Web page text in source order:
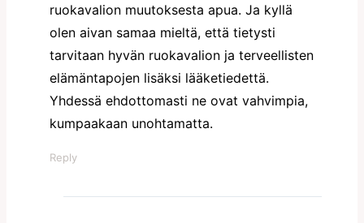
ruokavalion muutoksesta apua. Ja kyllä
olen aivan samaa mieltä, että tietysti
tarvitaan hyvän ruokavalion ja terveellisten
elämäntapojen lisäksi lääketiedettä.
Yhdessä ehdottomasti ne ovat vahvimpia,
kumpaakaan unohtamatta.
Reply